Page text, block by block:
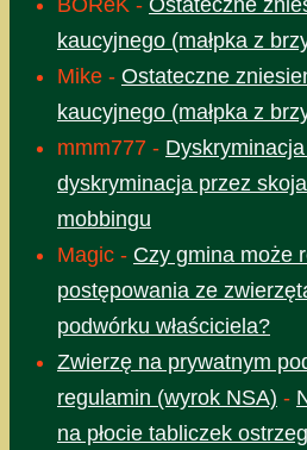
BOReK - Ostateczne
kaucyjnego (małpka z
Mike - Ostateczne
kaucyjnego (małpka z
mmm777 -
dyskryminacja przez
mobbingu
Magic - Czy gmina może
postępowania ze
podwórku właściciela?
Zwierzę na prywatnym
regulamin (wyrok NSA) -
na płocie tabliczek